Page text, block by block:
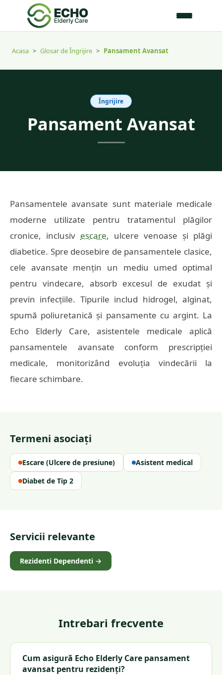
Acasa > Glosar de Îngrijire > Pansament Avansat
Îngrijire
Pansament Avansat
Pansamentele avansate sunt materiale medicale
moderne utilizate pentru tratamentul plăgilor
cronice, inclusiv escare, ulcere venoase și plăgi
diabetice. Spre deosebire de pansamentele clasice,
cele avansate mențin un mediu umed optimal
pentru vindecare, absorb excesul de exudat și
previn infecțiile. Tipurile includ hidrogel, alginat,
spumă poliuretanică și pansamente cu argint. La
Echo Elderly Care, asistentele medicale aplică
pansamentele avansate conform prescripției
medicale, monitorizând evoluția vindecării la
fiecare schimbare.
Termeni asociați
Escare (Ulcere de presiune)
Asistent medical
Diabet de Tip 2
Servicii relevante
Rezidenti Dependenti →
Intrebari frecvente
Cum asigură Echo Elderly Care pansament
avansat pentru rezidenți?